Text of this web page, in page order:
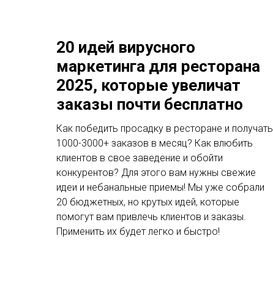
20 идей вирусного
маркетинга для ресторана
2025, которые увеличат
заказы почти бесплатно
Как победить просадку в ресторане и получать
1000-3000+ заказов в месяц? Как влюбить
клиентов в свое заведение и обойти
конкурентов? Для этого вам нужны свежие
идеи и небанальные приемы! Мы уже собрали
20 бюджетных, но крутых идей, которые
помогут вам привлечь клиентов и заказы.
Применить их будет легко и быстро!